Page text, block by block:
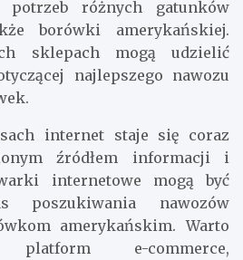
potrzeb różnych gatunków
borówki amerykańskiej.
sklepach mogą udzielić
najlepszego nawozu
internet staje się coraz
źródłem informacji i
internetowe mogą być
poszukiwania nawozów
amerykańskim. Warto
e-commerce,